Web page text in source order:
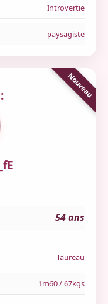
Introvertie
paysagiste
54 ans
Taureau
1m60 / 67kgs